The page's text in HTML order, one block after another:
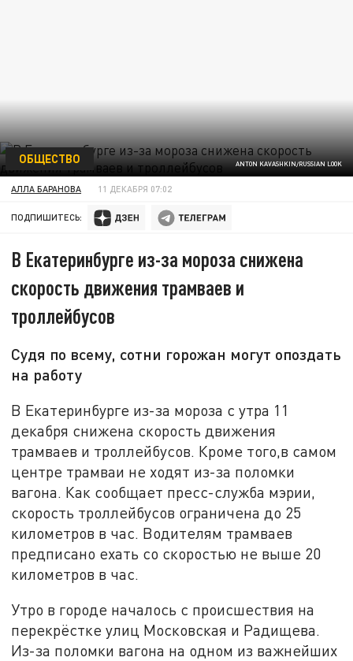
ANTON KAVASHKIN/RUSSIAN LOOK
ОБЩЕСТВО
АЛЛА БАРАНОВА 11 ДЕКАБРЯ 07:02
ПОДПИШИТЕСЬ:
В Екатеринбурге из-за мороза снижена
скорость движения трамваев и
троллейбусов
Судя по всему, сотни горожан могут опоздать
на работу
В Екатеринбурге из-за мороза с утра 11
декабря снижена скорость движения
трамваев и троллейбусов. Кроме того,в самом
центре трамваи не ходят из-за поломки
вагона. Как сообщает пресс-служба мэрии,
скорость троллейбусов ограничена до 25
километров в час. Водителям трамваев
предписано ехать со скоростью не выше 20
километров в час.
Утро в городе началось с происшествия на
перекрёстке улиц Московская и Радищева.
Из-за поломки вагона на одном из важнейших